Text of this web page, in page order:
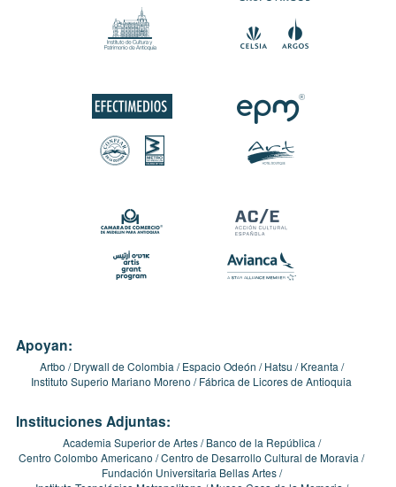
Apoyan:
Artbo Drywall de Colombia Espacio Odeón Hatsu
Kreanta
Instituto Superio Mariano Moreno
Fábrica de Licores de Antioquia
Instituciones Adjuntas:
Academia Superior de Artes
Banco de la República
Centro Colombo Americano Centro de Desarrollo Cultural de Moravia
Fundación Universitaria Bellas Artes